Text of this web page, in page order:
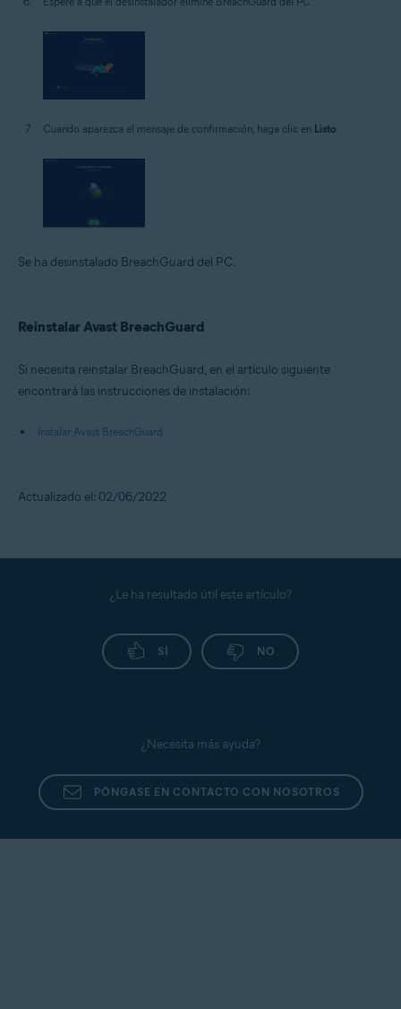
Cuando aparezca el mensaje de confirmación, haga clic en Listo.
Se ha desinstalado BreachGuard del PC.
Reinstalar Avast BreachGuard
Si necesita reinstalar BreachGuard, en el artículo siguiente
encontrará las instrucciones de instalación:
Instalar Avast BreachGuard
Actualizado el: 02/06/2022
¿Le ha resultado útil este artículo?
SÍ NO
¿Necesita más ayuda?
PÓNGASE EN CONTACTO CON NOSOTROS